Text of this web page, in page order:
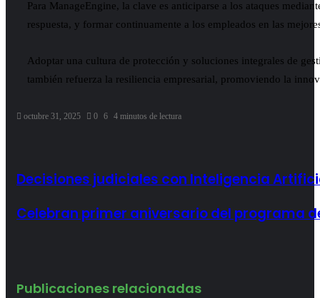
Para ManageEngine, la clave es anticiparse a los ataques
respuesta, y formar continuamente a los empleados en las
Adoptar una cultura de protección y soluciones integrales de
también refuerza la resiliencia empresarial, promoviendo la
octubre 31, 2025 0 6 4 minutos de lectura
Decisiones judiciales con Inteligencia
Celebran primer aniversario del programa
Publicaciones relacionadas